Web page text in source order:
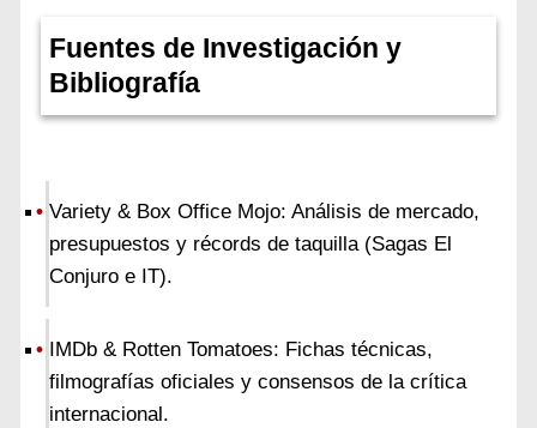
Fuentes de Investigación y
Bibliografía
Variety & Box Office Mojo: Análisis de mercado,
presupuestos y récords de taquilla (Sagas El
Conjuro e IT).
IMDb & Rotten Tomatoes: Fichas técnicas,
filmografías oficiales y consensos de la crítica
internacional.